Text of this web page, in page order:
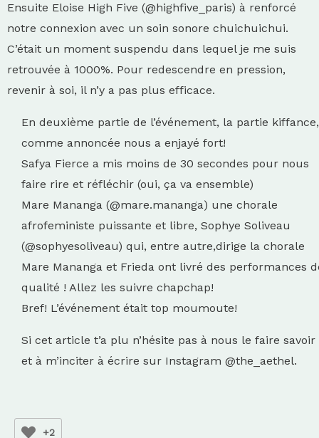
Ensuite Eloise High Five (@highfive_paris) à renforcé
notre connexion avec un soin sonore chuichuichui.
C’était un moment suspendu dans lequel je me suis
retrouvée à 1000%. Pour redescendre en pression,
revenir à soi, il n’y a pas plus efficace.
En deuxième partie de l’événement, la partie kiffance,
comme annoncée nous a enjayé fort!
Safya Fierce a mis moins de 30 secondes pour nous
faire rire et réfléchir (oui, ça va ensemble)
Mare Mananga (@mare.mananga) une chorale
afrofeministe puissante et libre, Sophye Soliveau
(@sophyesoliveau) qui, entre autre,dirige la chorale
Mare Mananga et Frieda ont livré des performances
qualité ! Allez les suivre chapchap!
Bref! L’événement était top moumoute!
Si cet article t’a plu n’hésite pas à nous le faire savoir
et à m’inciter à écrire sur Instagram @the_aethel.
+2